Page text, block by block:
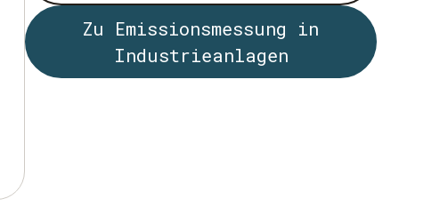
Zu Emissionsmessung in
Industrieanlagen